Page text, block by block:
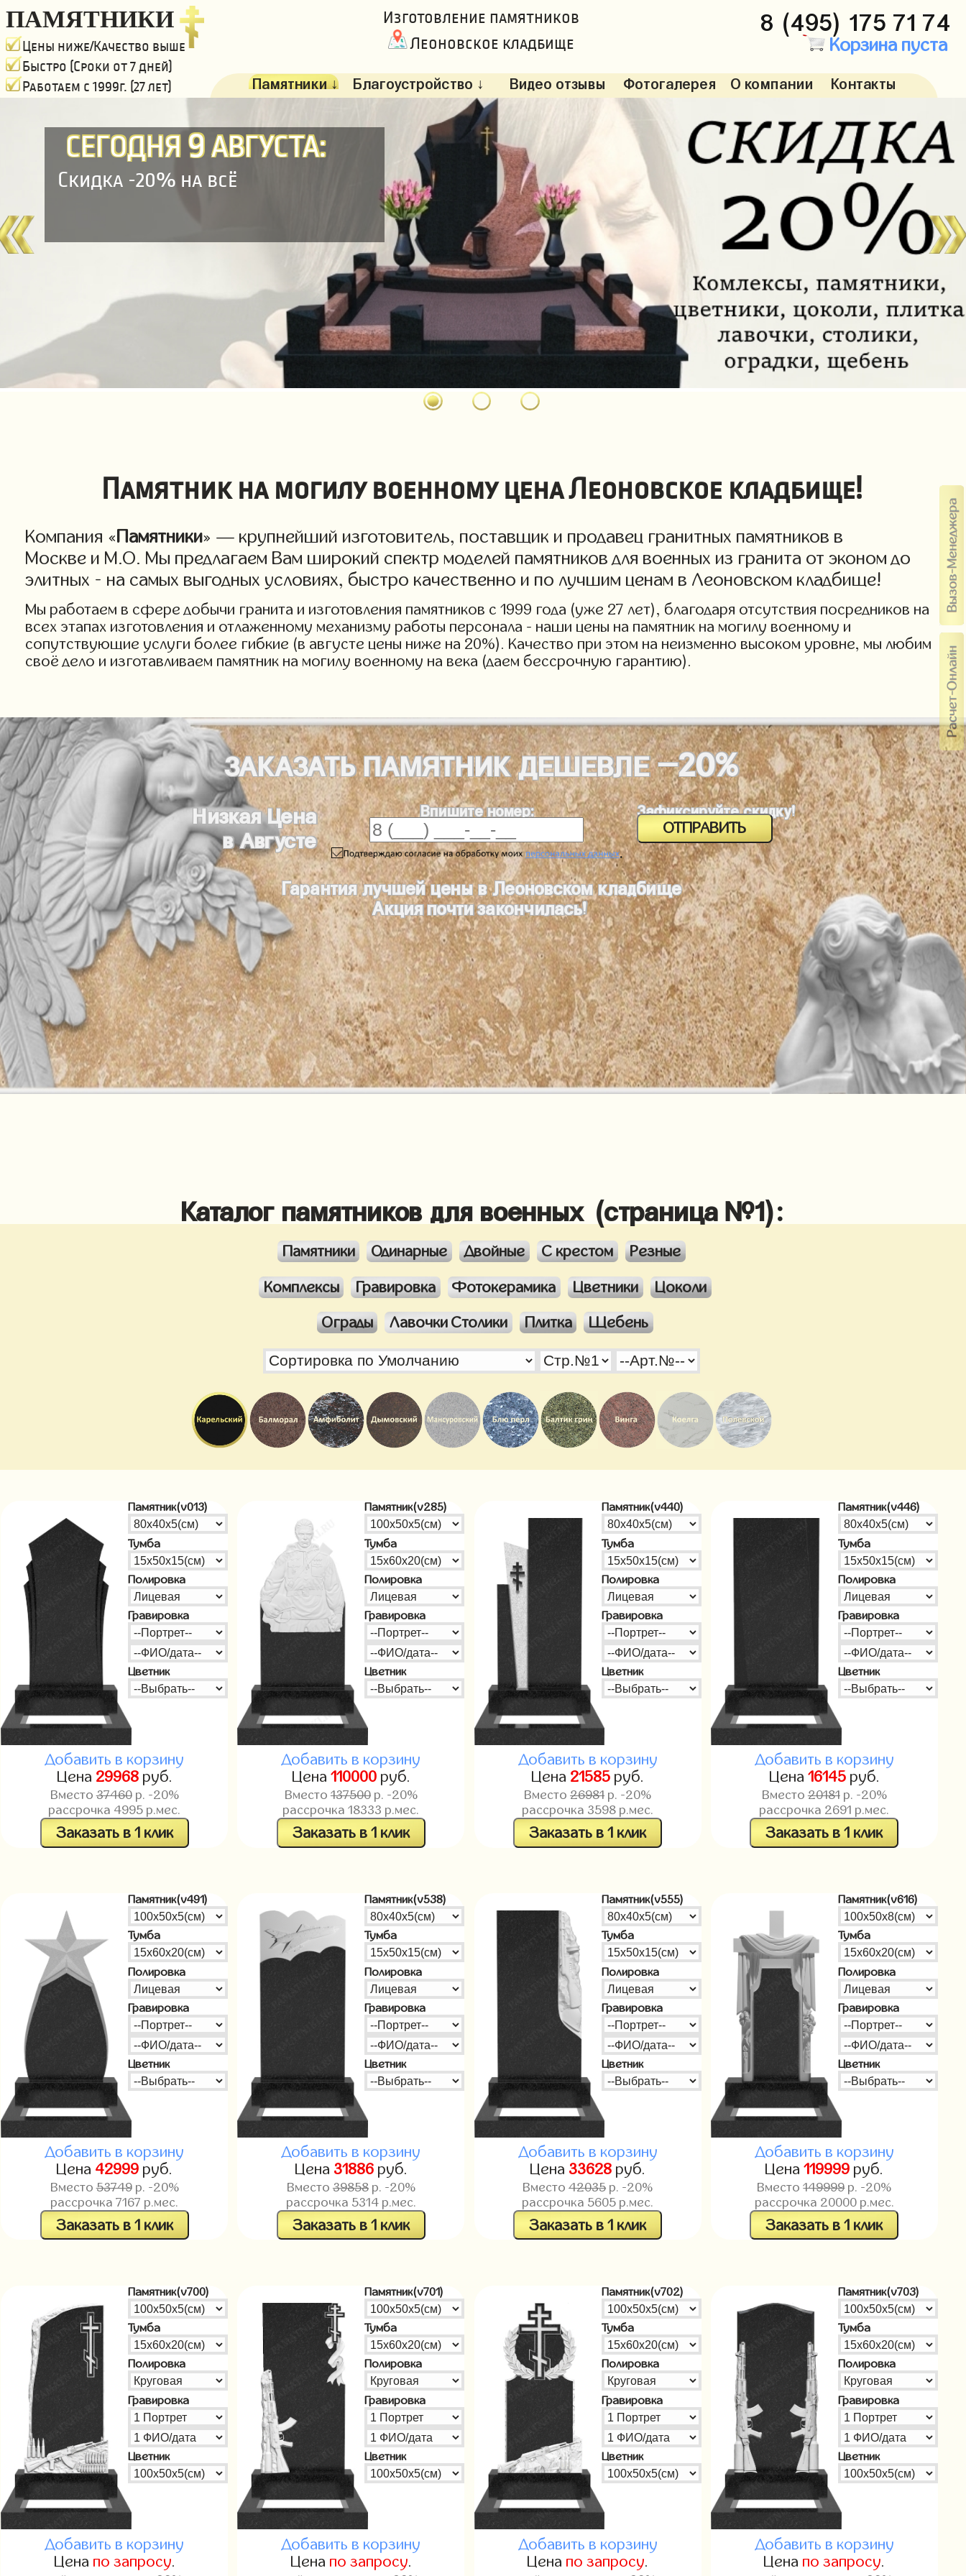
ПАМЯТНИКИ
Цены ниже/Качество выше
Быстро (Сроки от 7 дней)
Работаем с 1999г. (27 лет)
Изготовление памятников
Леоновское кладбище
8 (495) 175 71 74
Корзина пуста
Памятники ↓ Благоустройство ↓ Видео отзывы Фотогалерея О компании Контакты
СЕГОДНЯ 9АВГУСТА:
Скидка -20% на всё
Памятник на могилу военному цена Леоновское кладбище!
Компания « Памятники» — крупнейший изготовитель, поставщик и продавец гранитных памятников в
Москве и М.О. Мы предлагаем Вам широкий спектр моделей памятников для военных из гранита от эконом до
элитных - на самых выгодных условиях, быстро качественно и по лучшим ценам в Леоновском кладбище!
Мы работаем в сфере добычи гранита и изготовления памятников с 1999 года (уже 27 лет), благодаря отсутствия посредников на
всех этапах изготовления и отлаженному механизму работы персонала - наши цены на памятник на могилу военному и
сопутствующие услуги более гибкие (в августе цены ниже на 20%). Качество при этом на неизменно высоком уровне, мы любим
своё дело и изготавливаем памятник на могилу военному на века (даем бессрочную гарантию).
ЗАКАЗАТЬПАМЯТНИКДЕШЕВЛЕ-20%
Низкая Цена
в Августе
Впишите номер:
.
Зафиксируйте скидку!
Гарантия лучшей цены в Леоновском кладбище
Акция почти закончилась!
Каталог памятников для военных (страница №1):
Памятники Одинарные Двойные С крестом Резные
Комплексы Гравировка Фотокерамика Цветники Цоколи
Ограды Лавочки Столики Плитка Щебень
Памятник(v013)
Тумба
Полировка
Гравировка
Цветник
Добавить в корзину
Цена 29968руб.
Вместо37460р. -20%
рассрочка 4995 р.мес.
Заказать в 1 клик
Памятник(v285)
Тумба
Полировка
Гравировка
Цветник
Добавить в корзину
Цена 110000руб.
Вместо 137500р. -20%
рассрочка18333 р.мес.
Заказать в 1 клик
Памятник(v440)
Тумба
Полировка
Гравировка
Цветник
Добавить в корзину
Цена 21585 руб.
Вместо26981 р. -20%
рассрочка 3598 р.мес.
Заказать в 1 клик
Памятник(v446)
Тумба
Полировка
Гравировка
Цветник
Добавить в корзину
Цена 16145руб.
Вместо 20181р. -20%
рассрочка 2691 р.мес.
Заказать в 1 клик
Памятник(v491)
Тумба
Полировка
Гравировка
Цветник
Добавить в корзину
Цена 42999 руб.
Вместо53749р. -20%
рассрочка7167 р.мес.
Заказать в 1 клик
Памятник(v538)
Тумба
Полировка
Гравировка
Цветник
Добавить в корзину
Цена 31886руб.
Вместо 39858р. -20%
рассрочка 5314р.мес.
Заказать в 1 клик
Памятник(v555)
Тумба
Полировка
Гравировка
Цветник
Добавить в корзину
Цена 33628 руб.
Вместо42035 р. -20%
рассрочка 5605 р.мес.
Заказать в 1 клик
Памятник(v616)
Тумба
Полировка
Гравировка
Цветник
Добавить в корзину
Цена119999 руб.
Вместо149999р. -20%
рассрочка 20000р.мес.
Заказать в 1 клик
Памятник(v700)
Тумба
Полировка
Гравировка
Цветник
Добавить в корзину
Цена по запросу.
Памятник(v701)
Тумба
Полировка
Гравировка
Цветник
Добавить в корзину
Цена по запросу.
Памятник(v702)
Тумба
Полировка
Гравировка
Цветник
Добавить в корзину
Цена по запросу.
Памятник(v703)
Тумба
Полировка
Гравировка
Цветник
Добавить в корзину
Цена по запросу.